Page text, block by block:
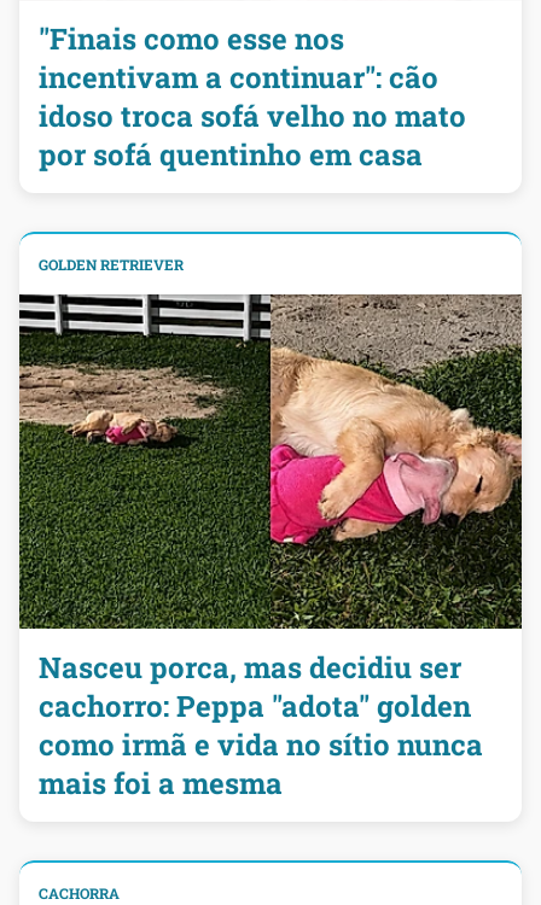
"Finais como esse nos
incentivam a continuar": cão
idoso troca sofá velho no mato
por sofá quentinho em casa
GOLDEN RETRIEVER
Nasceu porca, mas decidiu ser
cachorro: Peppa "adota" golden
como irmã e vida no sítio nunca
mais foi a mesma
CACHORRA